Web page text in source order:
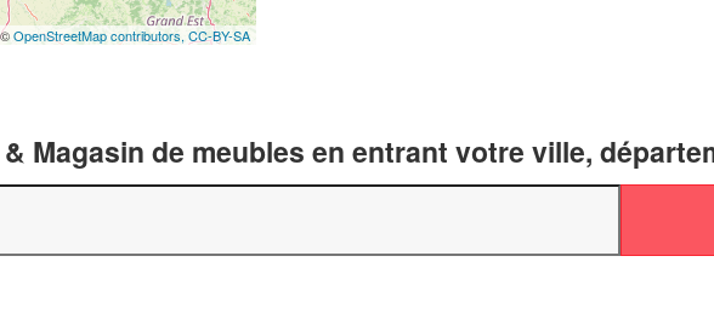
OpenStreetMap contributors, CC-BY-SA
Magasin de meubles en entrant votre ville,